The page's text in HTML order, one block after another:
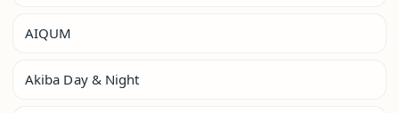
AIQUM
Akiba Day & Night